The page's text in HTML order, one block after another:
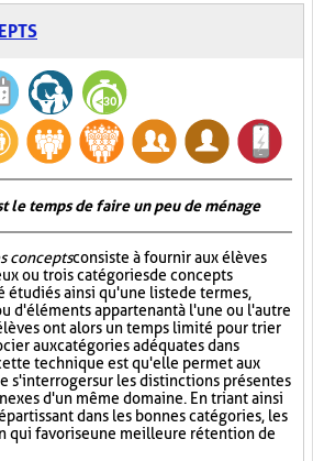
le temps de faire un peu de ménage
conceptsconsiste à fournir aux élèves
ou trois catégories de concepts
étudiés ainsi qu'une liste de termes,
d'éléments appartenant à l'une ou l'autre
ont alors un temps limité pour trier
aux catégories adéquates dans
technique est qu'elle permet aux
s'interroger sur les distinctions présentes
d'un même domaine. En triant ainsi
dans les bonnes catégories, les
qui favorise une meilleure rétention de